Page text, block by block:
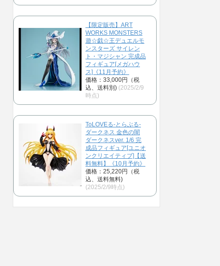
【限定販売】ART
WORKS MONSTERS
遊☆戯☆王デュエルモ
ンスターズ サイレン
ト・マジシャン 完成品
フィギュア[メガハウ
ス]《11月予約》
価格：33,000円（税
込、送料別) (2025/2/9
時点)
ToLOVEる-とらぶる-
ダークネス 金色の闇
ダークネスver. 1/6 完
成品フィギュア[ユニオ
ンクリエイティブ]【送
料無料】《10月予約》
価格：25,220円（税
込、送料無料)
(2025/2/9時点)